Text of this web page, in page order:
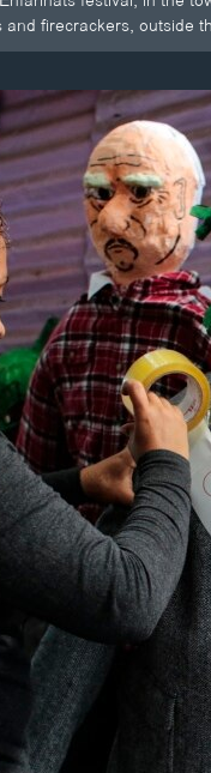
firecrackers, outside